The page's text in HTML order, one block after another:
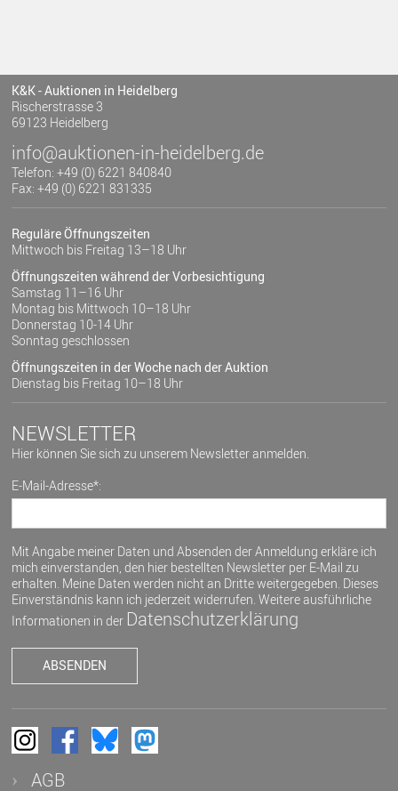
K&K - Auktionen in Heidelberg
Rischerstrasse 3
69123 Heidelberg
info@auktionen-in-heidelberg.de
Telefon: +49 (0) 6221 840840
Fax: +49 (0) 6221 831335
Reguläre Öffnungszeiten
Mittwoch bis Freitag 13–18 Uhr
Öffnungszeiten während der Vorbesichtigung
Samstag 11–16 Uhr
Montag bis Mittwoch 10–18 Uhr
Donnerstag 10-14 Uhr
Sonntag geschlossen
Öffnungszeiten in der Woche nach der Auktion
Dienstag bis Freitag 10–18 Uhr
NEWSLETTER
Hier können Sie sich zu unserem Newsletter anmelden.
E-Mail-Adresse*:
Mit Angabe meiner Daten und Absenden der Anmeldung erkläre ich
mich einverstanden, den hier bestellten Newsletter per E-Mail zu
erhalten. Meine Daten werden nicht an Dritte weitergegeben. Dieses
Einverständnis kann ich jederzeit widerrufen. Weitere ausführliche
Informationen in der Datenschutzerklärung
AGB